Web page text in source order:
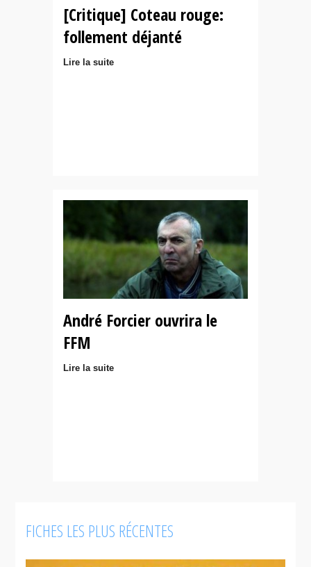
[Critique] Coteau rouge:
follement déjanté
Lire la suite
André Forcier ouvrira le
FFM
Lire la suite
FICHES LES PLUS RÉCENTES